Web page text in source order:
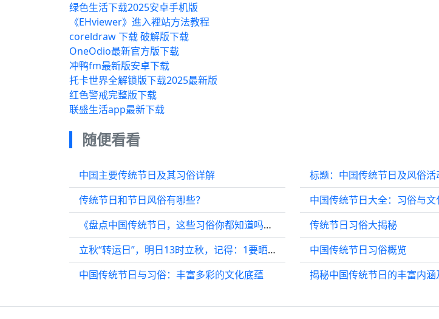
绿色生活下载2025安卓手机版
《EHviewer》進入裡站方法教程
coreldraw 下载 破解版下载
OneOdio最新官方版下载
冲鸭fm最新版安卓下载
托卡世界全解锁版下载2025最新版
红色警戒完整版下载
联盛生活app最新下载
随便看看
中国主要传统节日及其习俗详解
传统节日和节日风俗有哪些？
《盘点中国传统节日，这些习俗你都知道吗？》
立秋“转运日”，明日13时立秋，记得：1要晒，2不去，4人要穿红
中国传统节日与习俗：丰富多彩的文化底蕴
标题：中国传统节日及风俗活
中国传统节日大全：习俗与文
传统节日习俗大揭秘
中国传统节日习俗概览
揭秘中国传统节日的丰富内